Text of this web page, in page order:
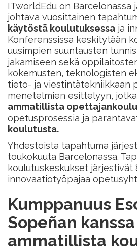
ITworldEdu on Barcelonassa
johtava vuosittainen
käytöstä koulutuksessa ja
Konferenssissa keskitytään
uusimpien suuntausten
jakamiseen sekä
kokemusten, teknologisten
tieto- ja viestintätekniikkaan
menetelmien esittelyyn,
ammatillista
opetusprosessia ja
koulutusta.
Yhdestoista tapahtuma
toukokuuta Barcelonassa.
koulutuskeskukset järjestivät
innovaatiotyöpajaa
Kumppanuus
Sopeñan
ammatillista